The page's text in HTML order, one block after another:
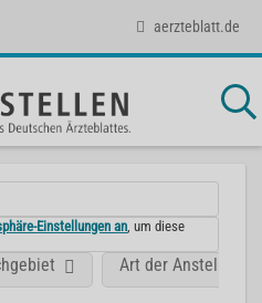
aerzteblatt.de
Einstellungen an , um diese
Art der Anstellung